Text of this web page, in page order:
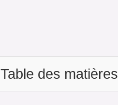
Table des matières